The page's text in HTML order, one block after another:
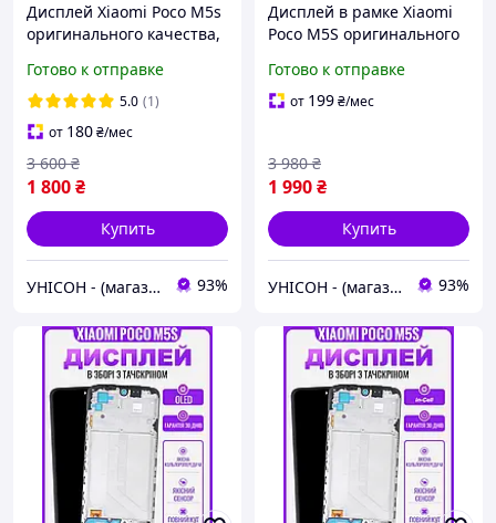
Дисплей Xiaomi Poco M5s
оригинального качества,
Ксиоми Поко М5с
Готово к отправке
5.0 (1)
от 180₴/мес
1 800₴
3 600 ₴
Купить
УНІСОН - (магазин запчастин для телефонів) 93%
Дисплей в рамке Xiaomi
Poco M5S оригинального
на Ксиоми Поко М5С
Готово к отправке
от 199₴/мес
1 990₴
3 980 ₴
Купить
УНІСОН - (магазин запчастин для телефонів) 93%